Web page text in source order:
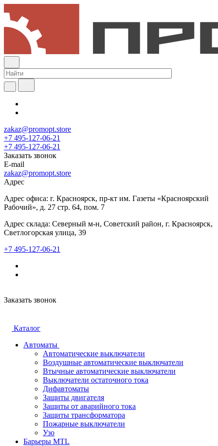
zakaz@promopt.store
+7 495-127-06-21
+7 495-127-06-21
Заказать звонок
E-mail
zakaz@promopt.store
Адрес
Адрес офиса: г. Красноярск, пр-кт им. Газеты «Красноярский
Рабочий», д. 27 стр. 64, пом. 7
Адрес склада: Северный м-н, Советский район, г. Красноярск,
Светлогорская улица, 39
+7 495-127-06-21
Заказать звонок
Каталог
Автоматы
Автоматические выключатели
Воздушные автоматические выключатели
Втычные автоматические выключатели
Выключатели остаточного тока
Дифавтоматы
Защиты двигателя
Защиты от аварийного тока
Защиты трансформатора
Пожарные выключатели
Узо
Барьеры MTL